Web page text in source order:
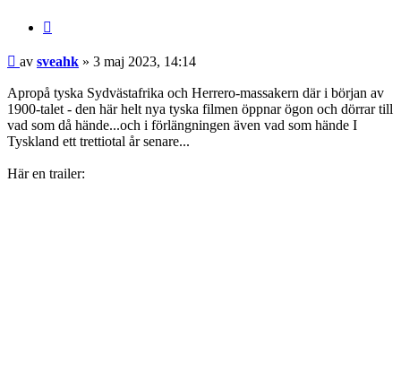
Inlägg
av sveahk » 3 maj 2023, 14:14
Apropå tyska Sydvästafrika och Herrero-massakern där i början av
1900-talet - den här helt nya tyska filmen öppnar ögon och dörrar till
vad som då hände...och i förlängningen även vad som hände I
Tyskland ett trettiotal år senare...
Här en trailer: